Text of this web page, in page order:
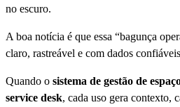
no escuro.
A boa notícia é que essa “bagunça
claro, rastreável e com dados
Quando o sistema de gestão de
service desk, cada uso gera contexto,